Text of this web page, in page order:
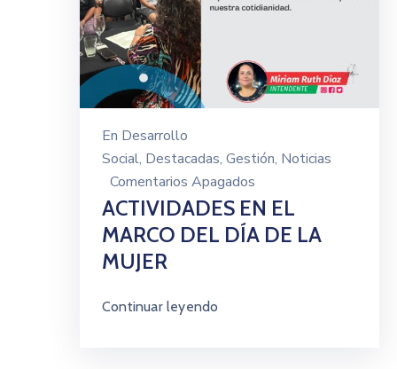
En Desarrollo
Social‚ Destacadas‚ Gestión‚ Noticias
Comentarios Apagados
ACTIVIDADES EN EL
MARCO DEL DÍA DE LA
MUJER
Continuar leyendo